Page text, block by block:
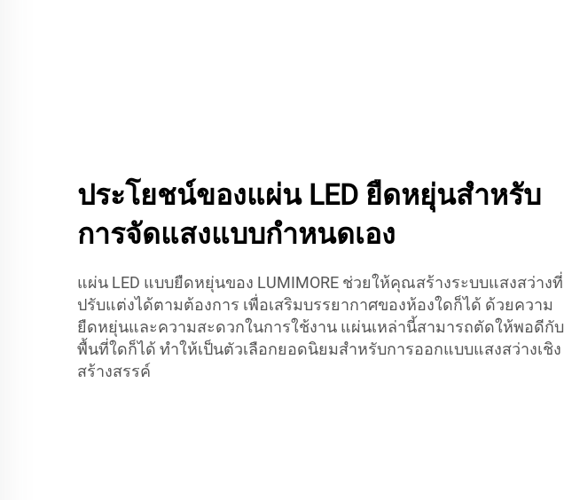
ประโยชน์ของแผ่น LED ยืดหยุ่นสำหรับ
การจัดแสงแบบกำหนดเอง
แผ่น LED แบบยืดหยุ่นของ LUMIMORE ช่วยให้คุณสร้างระบบแสงสว่างที่
ปรับแต่งได้ตามต้องการ เพื่อเสริมบรรยากาศของห้องใดก็ได้ ด้วยความ
ยืดหยุ่นและความสะดวกในการใช้งาน แผ่นเหล่านี้สามารถตัดให้พอดีกับ
พื้นที่ใดก็ได้ ทำให้เป็นตัวเลือกยอดนิยมสำหรับการออกแบบแสงสว่างเชิง
สร้างสรรค์